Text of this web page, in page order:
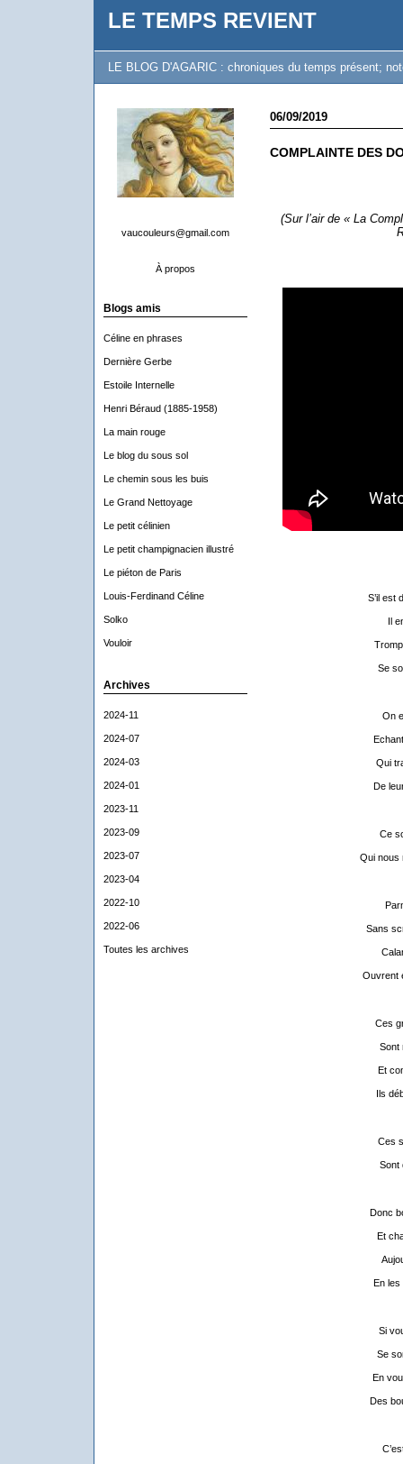
LE TEMPS REVIENT
LE BLOG D'AGARIC : chroniques du temps présent;
vaucouleurs@gmail.com
À propos
Blogs amis
Céline en phrases
Dernière Gerbe
Estoile Internelle
Henri Béraud (1885-1958)
La main rouge
Le blog du sous sol
Le chemin sous les buis
Le Grand Nettoyage
Le petit célinien
Le petit champignacien illustré
Le piéton de Paris
Louis-Ferdinand Céline
Solko
Vouloir
Archives
2024-11
2024-07
2024-03
2024-01
2023-11
2023-09
2023-07
2023-04
2022-10
2022-06
Toutes les archives
06/09/2019
COMPLAINTE DES
(Sur l’air de « La
S’il est
Il
Se
On
Qui
De
Ce
Qui nous
Sans
Ouvrent
Ces
Sont
Et
Ils
Ces
Sont
Donc
Et
En les
Si
Se
En
Des